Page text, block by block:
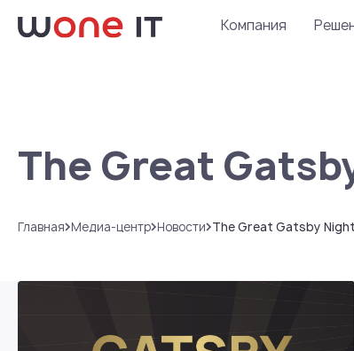
Компания
The Great
Главная Медиа-центр Новости The Great Gatsby